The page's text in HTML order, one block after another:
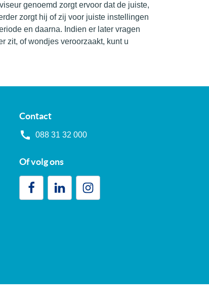
genoemd zorgt ervoor dat de juiste,
zorgt hij of zij voor juiste instellingen
en daarna. Indien er later vragen
zit, of wondjes veroorzaakt, kunt u
Contact
088 31 32 000
Of volg ons